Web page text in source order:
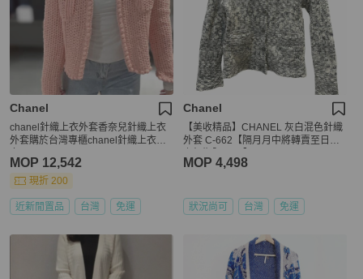
Chanel
chanel針織上衣外套香奈兒針織上衣
外套購於台灣專櫃chanel針織上衣外
MOP 12,542
現折 200
近新閒置品 台灣 免運
Chanel
【美收精品】CHANEL 灰白混色針織
外套 C-662【隔月月中將轉賣至日本
MOP 4,498
狀況尚可 台灣 免運